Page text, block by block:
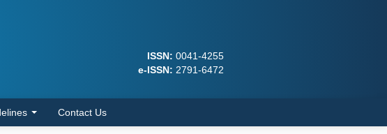
ISSN: 0041-4255
e-ISSN: 2791-6472
Contact Us